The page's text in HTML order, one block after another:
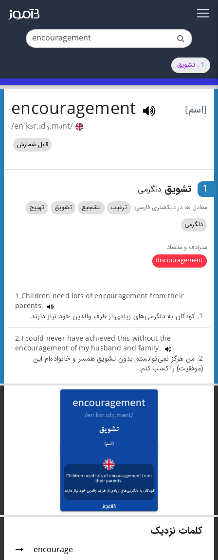
1 . تشویق
[اسم] encouragement
/enˈkɜr.ɪdʒ.mənt/
قابل شمارش
1 تشویق دلگرمی
معادل ها در دیکشنری فارسی: ترغیب تشجیع تشویق
تهییج
دلگرمی
مترادف و متضاد
discouragement
1.Children need lots of encouragement from their
parents.
1. کودکان به دلگرمی‌های زیادی از طرف والدین خود نیاز دارند.
2.I could never have achieved this without the
encouragement of my husband and family.
2. من هرگز نمی‌توانستم بدون تشویق همسر و خانواده‌ام این
(موفقیت) را کسب کنم.
کلمات نزدیک
encourage